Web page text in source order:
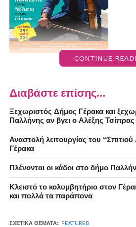
CONTINUE
Διαβάστε επίσης...
Ξεχωριστός Δήμος Γέρακα και
Παλλήνης αν βγει ο Αλέξης
Αναστολή λειτουργίας του
Γέρακα
Πλένονται οι κάδοι στο δήμο
Κλειστό το κολυμβητήριο στον
και πολλά τα παράπονα
ΣΧΕΤΙΚΆ ΘΈΜΑΤΑ: FEATURED